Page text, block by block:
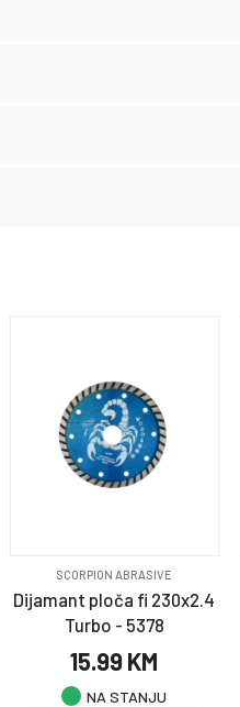
SCORPION ABRASIVE
Dijamant ploča fi 230x2.4
Turbo - 5378
15.99 KM
NA STANJU